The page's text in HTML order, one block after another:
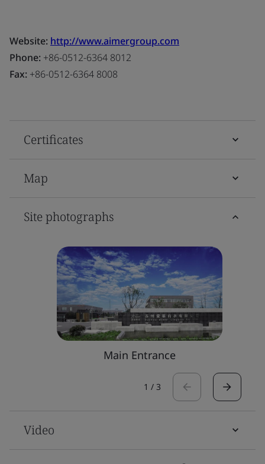
Website: http://www.aimergroup.com
Phone: +86-0512-6364 8012
Fax: +86-0512-6364 8008
Certificates
Map
Site photographs
Main Entrance
1 / 3
Video